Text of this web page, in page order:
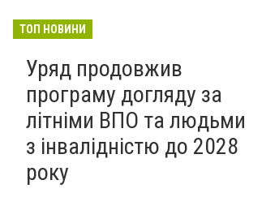
— ВІДЕО
ТОП НОВИНИ
Уряд продовжив
програму догляду за
літніми ВПО та людьми
з інвалідністю до 2028
року